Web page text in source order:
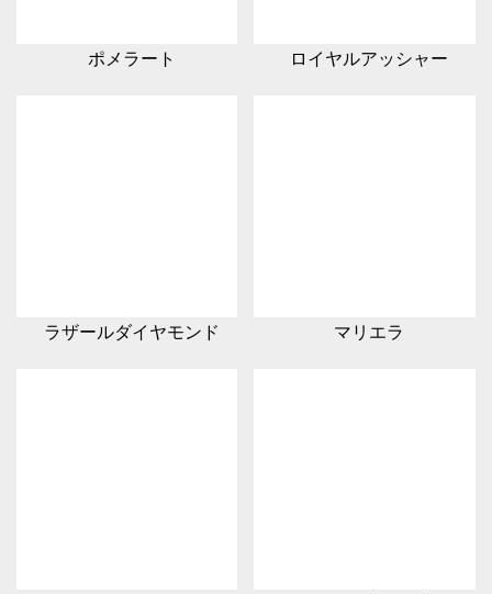
ポメラート ロイヤルアッシャー
ラザールダイヤモンド マリエラ